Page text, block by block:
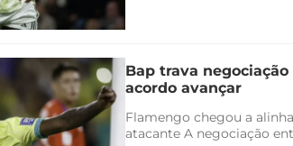
Bap trava
acordo avançar
Flamengo chegou a
atacante A negociação